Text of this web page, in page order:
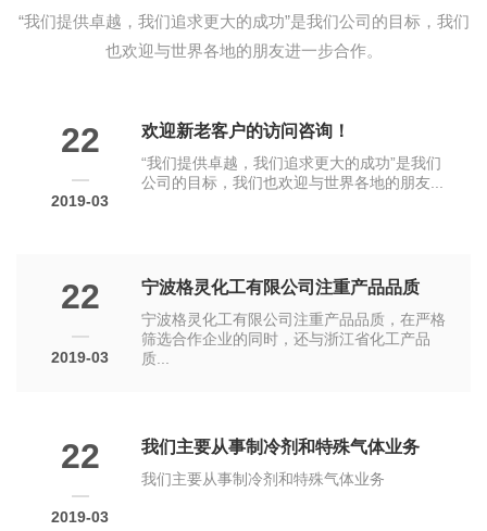
“我们提供卓越，我们追求更大的成功”是我们公司的目标，我们
也欢迎与世界各地的朋友进一步合作。
22
2019-03
欢迎新老客户的访问咨询！
“我们提供卓越，我们追求更大的成功”是我们
公司的目标，我们也欢迎与世界各地的朋友...
22
2019-03
宁波格灵化工有限公司注重产品品质
宁波格灵化工有限公司注重产品品质，在严格
筛选合作企业的同时，还与浙江省化工产品
质...
22
2019-03
我们主要从事制冷剂和特殊气体业务
我们主要从事制冷剂和特殊气体业务